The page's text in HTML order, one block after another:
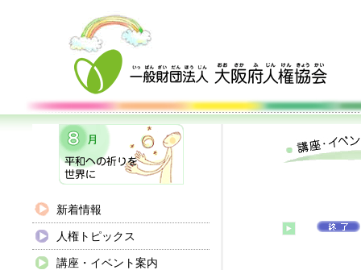
新着情報
人権トピックス
講座・イベント案内